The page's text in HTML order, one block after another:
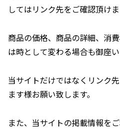
してはリンク先をご確認頂け
商品の価格、商品の詳細、消
は時として変わる場合も御座い
当サイトだけではなくリンク
ます様お願い致します。
また、当サイトの掲載情報を